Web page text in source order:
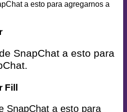
a esto para agregarnos a
SnapChat a esto para
Fill
SnapChat a esto para